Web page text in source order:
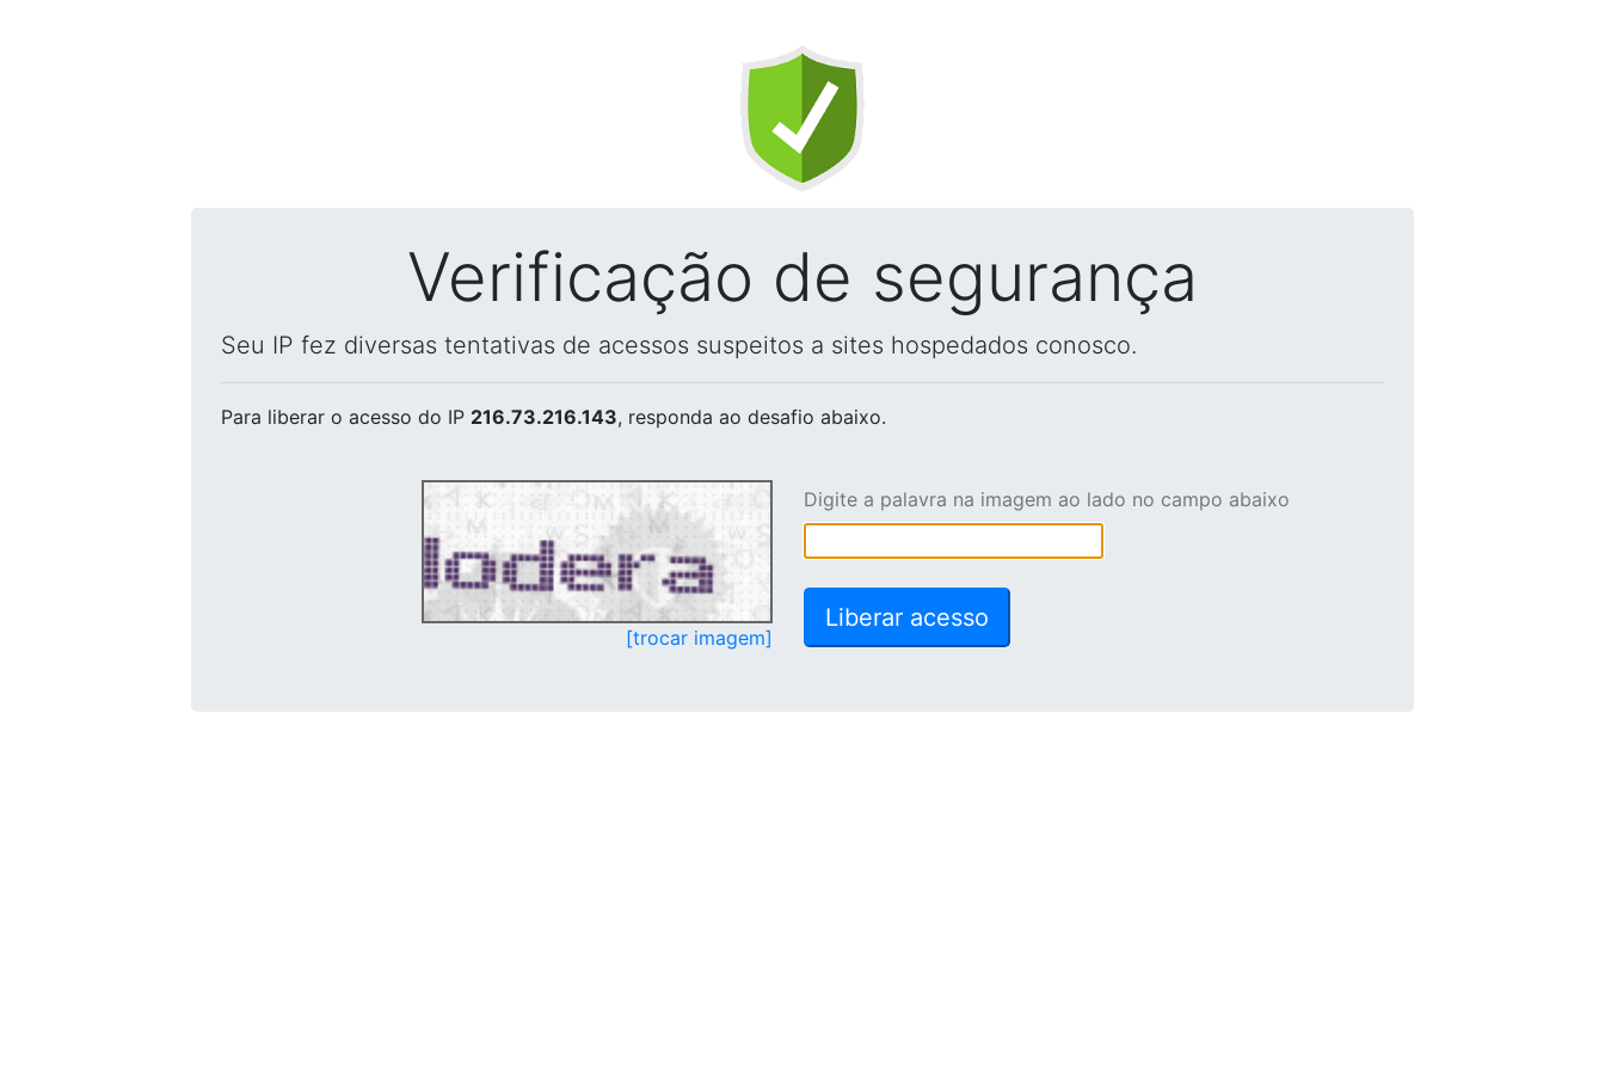
Verificação de segurança
Seu IP fez diversas tentativas de acessos suspeitos a sites hospedados conosco.
Para liberar o acesso do IP 216.73.216.143, responda ao desafio abaixo.
[trocar imagem]
Digite a palavra na imagem ao lado no campo abaixo